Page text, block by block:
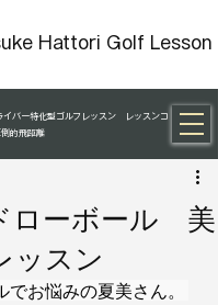
Hattori Golf Lesson
イバー特化型ゴルフレッスン レッスンコ
的飛距離
ローボール 美
ッスン
でお悩みの夏美さん。